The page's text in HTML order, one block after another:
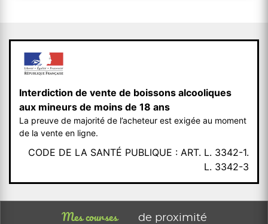
Interdiction de vente de boissons alcooliques
aux mineurs de moins de 18 ans
La preuve de majorité de l’acheteur est exigée au moment
de la vente en ligne.
CODE DE LA SANTÉ PUBLIQUE : ART. L. 3342-1.
L. 3342-3
Mes courses de proximité